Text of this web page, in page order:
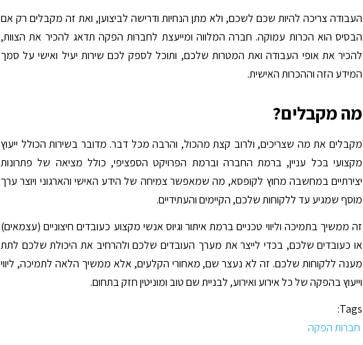
העבודה צריכה להיות שכם לשכם, ולא מתן הנחיות ודרישה לביצוען, ואת זה מקבלים רק אם
הבסיס הוא הכרות עמוקה. חברה המלווה ומייעצת לחברות הפקה תדאג להכיר את הצוות,
להכיר את אופי העבודה ואת המטרות שלכם, ותוכל לספק לכם שירות יעיל ואישי על סמך
המידע הזה וההכרות האישית.
מה מקבלים?
מקבלים את מה שצריכים, ולרוב קצת מהכול, והרבה מכל דבר. מדובר בשירות הכולל ייעוץ
מקצועי בכל עניין, ברמת החברה וברמת הפרויקט הספציפי, כולל מציאה של פתרונות
יצירתיים במחשבה מחוץ לקופסא, מה שמאפשר צמיחה של הידע האישי והארגוני ויוצר ערך
מוסף שמגיע עד ללקוחות שלכם, הקיימים והעתידיים.
זה ממשיך בתמיכה וליווי טכניים ברמת איתור וגיוס אנשי מקצוע כעובדים חיצוניים (עצמאים)
או כעובדים שלכם, בכדי לייצר את מערך העובדים שלכם ולהרחיב את היכולת שלכם לתת
מענה ללקוחות שלכם. זה לא נעצר שם, מאחורי הקלעים, אלא ממשיך הלאה לתמיכה, ליווי
וייעוץ בהפקה של כל אירוע ואירוע, לבניית שם טוב ומוניטין חזק בתחום.
Tags:
חברות הפקה